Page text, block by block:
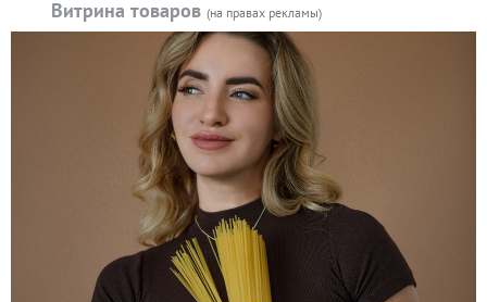
Витрина товаров (на правах рекламы)